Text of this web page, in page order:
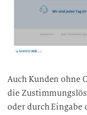
Auch Kunden ohne
die
oder durch Eingabe